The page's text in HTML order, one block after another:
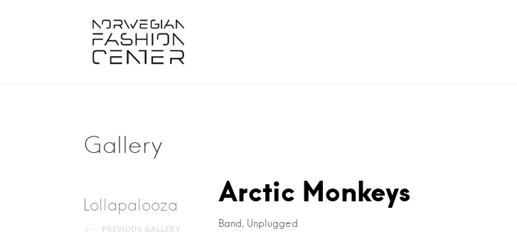
Gallery
Post
navigation
Lollapalooza
PREVIOUS GALLERY
Arctic Monkeys
Band, Unplugged